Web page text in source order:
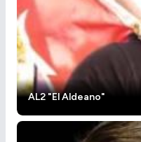
AL2 "El Aldeano"